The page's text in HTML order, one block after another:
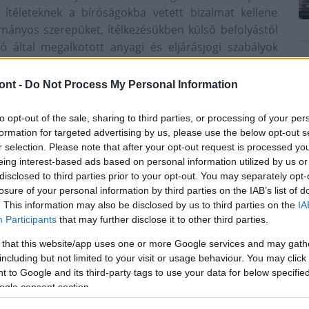
- Do Not Process My Personal Information
opt-out of the sale, sharing to third parties, or processing of your
for targeted advertising by us, please use the below opt-out
selection. Please note that after your opt-out request is processed
interest-based ads based on personal information utilized by us
to third parties prior to your opt-out. You may separately
of your personal information by third parties on the IAB’s list of
This information may also be disclosed by us to third parties on the
Participants that may further disclose it to other third parties.
that this website/app uses one or more Google services and may
but not limited to your visit or usage behaviour. You may
to Google and its third-party tags to use your data for below
consent section.
a bíróságokba vetett bizalmat kellene
szerepüket, ítélkezésükben külső befolyástól
által megalkotott anyagi és eljárásjogi szabályok
megalapozottságának felülvizsgálatára hivatott
amelynek a szilárdságára oda kell figyelni, a
való alávetettség. Egyetlen jogász sem képes
nem tud igazságot teremteni, a pozitív jog
szerint azonban vannak jogállami
a '90-es években levezényeltek -, és arra
"amikor egy nagy magyar alkotmányjogász
intézményesíteni kell - jegyezte meg.
személyükben kell őrizniük a jogrendszer
is képesek lennének.
Darák Péter azt mondta: amíg a bíró a jog
és a jogászi érvelés kereteihez, addig az ítélet jogi